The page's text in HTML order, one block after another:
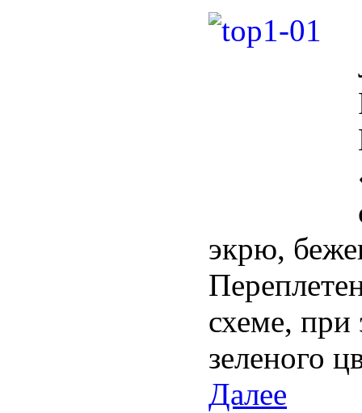
экрю,
схеме,
зеленого
Далее